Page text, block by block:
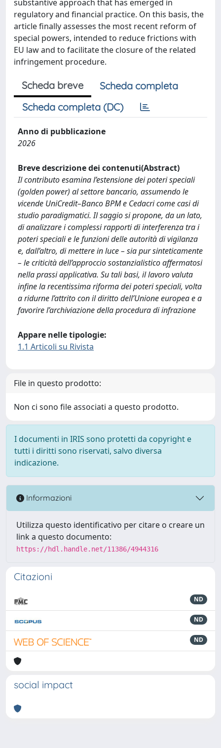
substantive approach that has emerged in
regulatory and financial practice. On this basis, the
article finally assesses the most recent reform of
special powers, intended to reduce frictions with
EU law and to facilitate the closure of the related
infringement procedure.
Scheda breve
Scheda completa
Scheda completa (DC)
Anno di pubblicazione
2026
Breve descrizione dei contenuti(Abstract)
Il contributo esamina l’estensione dei poteri speciali
(golden power) al settore bancario, assumendo le
vicende UniCredit–Banco BPM e Cedacri come casi di
studio paradigmatici. Il saggio si propone, da un lato,
di analizzare i complessi rapporti di interferenza tra i
poteri speciali e le funzioni delle autorità di vigilanza
e, dall’altro, di mettere in luce – sia pur sinteticamente
– le criticità dell’approccio sostanzialistico affermatosi
nella prassi applicativa. Su tali basi, il lavoro valuta
infine la recentissima riforma dei poteri speciali, volta
a ridurne l’attrito con il diritto dell’Unione europea e a
favorire l’archiviazione della procedura di infrazione
Appare nelle tipologie:
1.1 Articoli su Rivista
File in questo prodotto:
Non ci sono file associati a questo prodotto.
I documenti in IRIS sono protetti da copyright e
tutti i diritti sono riservati, salvo diversa
indicazione.
Informazioni
Utilizza questo identificativo per citare o creare un
link a questo documento:
https://hdl.handle.net/11386/4944316
Citazioni
ND
ND
ND
social impact